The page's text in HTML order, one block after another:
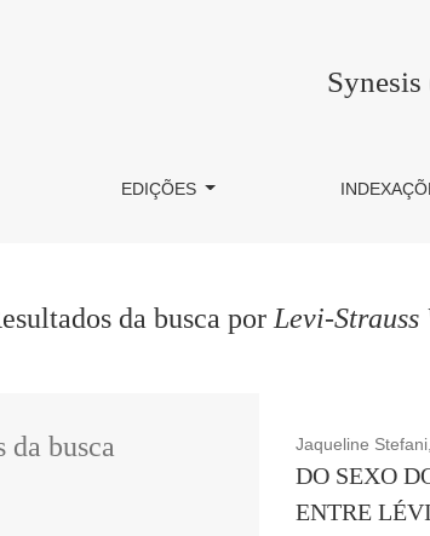
EDIÇÕES
é:
da busca por Levi-Strauss
Jaqueline
DO SEXO
ENTRE
da busca